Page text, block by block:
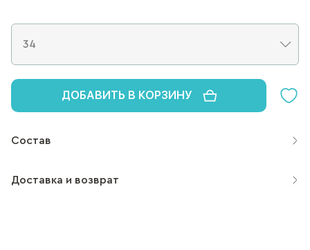
ДОБАВИТЬ В КОРЗИНУ
Состав
Доставка и возврат